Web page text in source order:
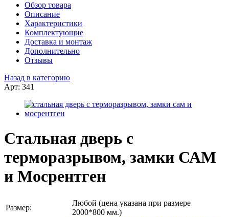
Обзор товара
Описание
Характеристики
Комплектующие
Доставка и монтаж
Дополнительно
Отзывы
Назад в категорию
Арт: 341
Стальная дверь с
терморазрывом, замки САМ
и Мосрентген
Размер:
Любой (цена указана при размере
2000*800 мм.)